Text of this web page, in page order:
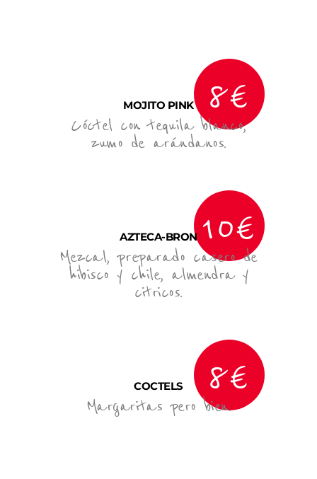
8€
MOJITO PINK
Cóctel con tequila blanco,
zumo de arándanos.
10€
AZTECA-BRON
Mezcal, preparado casero de
hibisco y chile, almendra y
citricos.
8€
COCTELS
Margaritas pero bien.